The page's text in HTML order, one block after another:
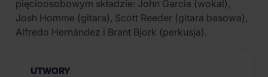
pięcioosobowym składzie: John Garcia (wokal),
Josh Homme (gitara), Scott Reeder (gitara basowa),
Alfredo Hernández i Brant Bjork (perkusja).
UTWORY